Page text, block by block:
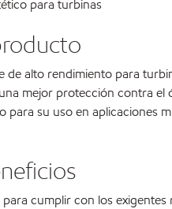
para turbinas
de alto rendimiento para
mejor protección contra
para su uso en aplicaciones
cumplir con los